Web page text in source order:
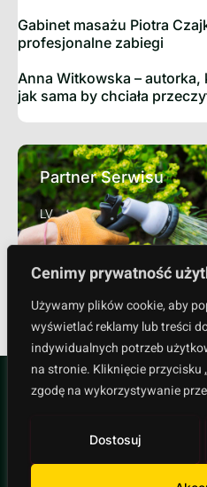
Cenimy prywatność
Używamy plików cookie, aby
wyświetlać reklamy lub treści
indywidualnych potrzeb
na stronie. Kliknięcie przycisku
zgodę na wykorzystywanie
Dostosuj
Gabinet masażu Piotra
profesjonalne zabiegi
Anna Witkowska –
jak sama by chciała
Partner Serwisu
LV
Sprawdź
Polityka prywatności